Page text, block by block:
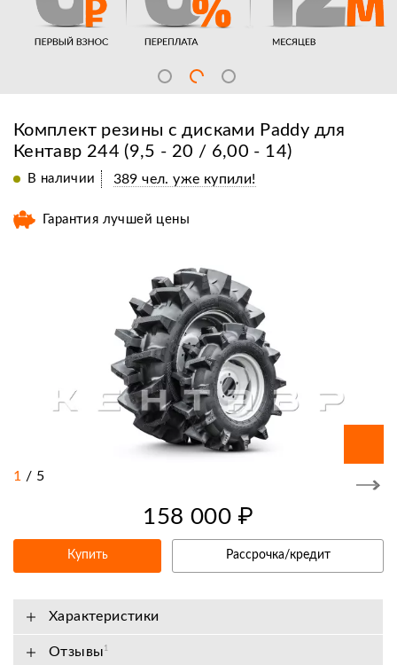
Комплект резины с дисками Paddy для
Кентавр 244 (9,5 - 20 / 6,00 - 14)
В наличии 389 чел. уже купили!
Гарантия лучшей цены
1 / 5
158 000 ₽
Купить Рассрочка/кредит
Характеристики
Отзывы 1